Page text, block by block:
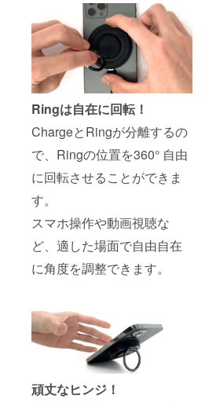
Ringは自在に回転！
ChargeとRingが分離するの
で、Ringの位置を360° 自由
に回転させることができま
す。
スマホ操作や動画視聴な
ど、適した場面で自由自在
に角度を調整できます。
頑丈なヒンジ！